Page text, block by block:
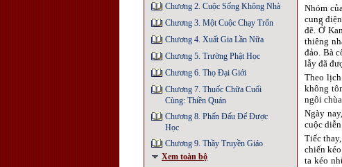
Chương 2. Cuộc Sống Không Nhà
Chương 3. Một Cuộc Chạy Trốn
Chương 4. Xuất Gia Lần Nữa
Chương 5. Trường Phật Học
Chương 6. Thọ Đại Giới
Chương 7. Thuốc Chữa Cuối
Cùng: Thiền Quán
Chương 8. Phấn Đấu Để Được
Học
Chương 9. Thầy Truyền Giáo
Xem toàn bộ
Nhóm
cung
đẽ. Ở
thiêng
đảo. Bà
lẫy đã
Theo
không
ngôi
Ngày
cuộc
Tiếc
chiến
ta kéo